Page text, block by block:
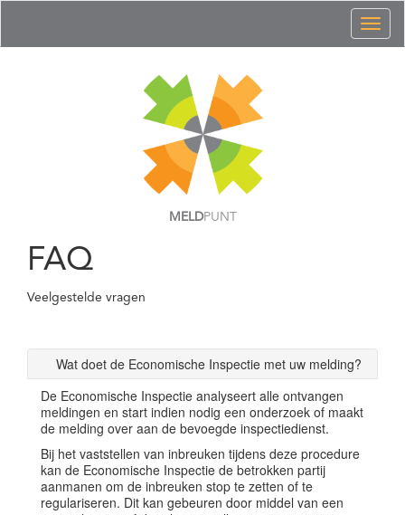
MELDPUNT
FAQ
Veelgestelde vragen
Wat doet de Economische Inspectie met uw melding?
De Economische Inspectie analyseert alle ontvangen
meldingen en start indien nodig een onderzoek of maakt
de melding over aan de bevoegde inspectiedienst.
Bij het vaststellen van inbreuken tijdens deze procedure
kan de Economische Inspectie de betrokken partij
aanmanen om de inbreuken stop te zetten of te
regulariseren. Dit kan gebeuren door middel van een